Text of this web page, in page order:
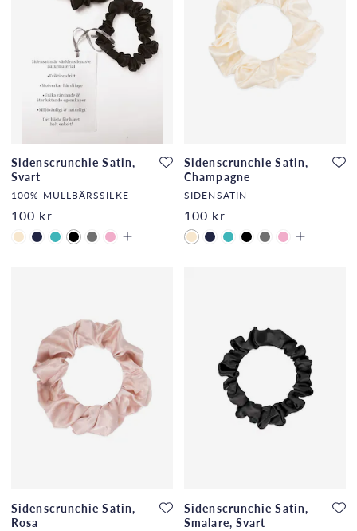
Sidenscrunchie Satin,
Svart
100% MULLBÄRSSILKE
100 kr
Sidenscrunchie Satin,
Champagne
SIDENSATIN
100 kr
Sidenscrunchie Satin,
Rosa
Sidenscrunchie Satin,
Smalare, Svart